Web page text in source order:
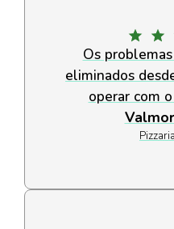
Os
eliminados
operar com